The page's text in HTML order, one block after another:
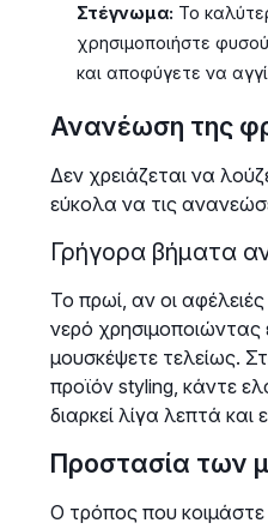
Στέγνωμα: Το
χρησιμοποιήστε
και αποφύγετε να
Ανανέωση της
Δεν χρειάζεται να
εύκολα να τις
Γρήγορα βήματα
Το πρωί, αν οι
νερό χρησιμοποιώντας
μουσκέψετε τελείως.
προϊόν styling, κάντε
διαρκεί λίγα λεπτά
Προστασία των
Ο τρόπος που